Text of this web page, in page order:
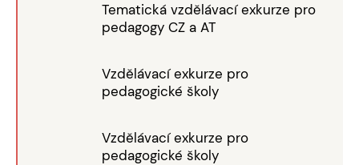
Tematická vzdělávací exkurze pro
pedagogy CZ a AT
Vzdělávací exkurze pro
pedagogické školy
Vzdělávací exkurze pro
pedagogické školy